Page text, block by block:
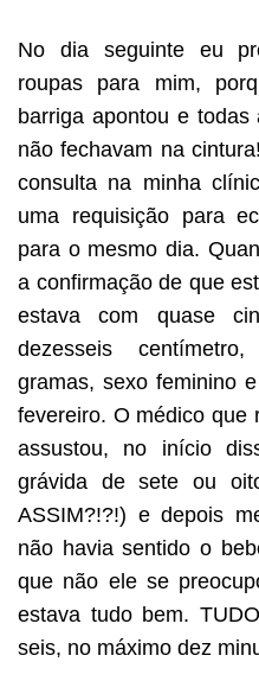
No dia seguinte eu
roupas para mim,
barriga apontou e
não fechavam na
consulta na minha
uma requisição para
para o mesmo dia.
a confirmação de que
estava com quase
dezesseis
gramas, sexo feminino
fevereiro. O médico que
assustou, no início
grávida de sete ou
ASSIM?!?!) e depois
não havia sentido o
que não ele se
estava tudo bem.
seis, no máximo dez